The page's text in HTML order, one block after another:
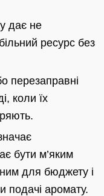
дає не
ресурс без
перезаправні
коли їх
бути м’яким
для бюджету і
подачі аромату.